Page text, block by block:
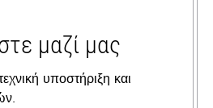
μαζί μας
υποστήριξη και